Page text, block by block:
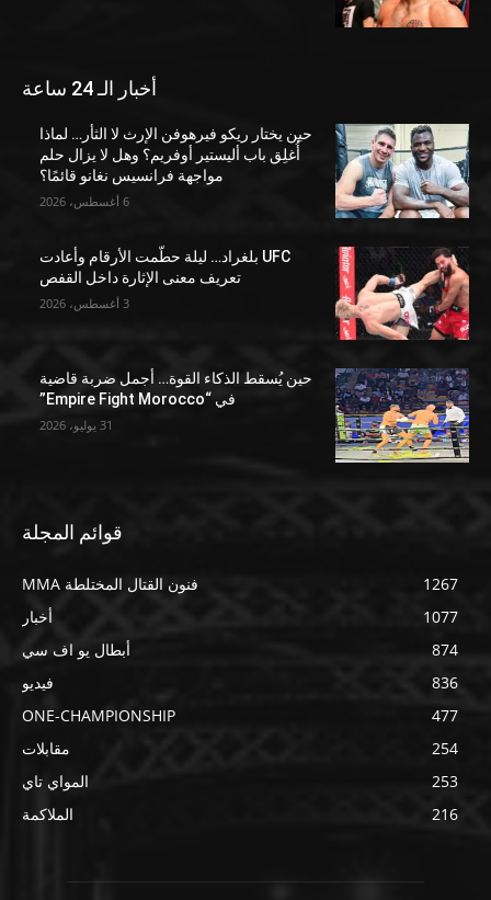
أخبار الـ 24 ساعة
حين يختار ريكو فيرهوفن الإرث لا الثأر… لماذا
أُغلِق باب أليستير أوفريم؟ وهل لا يزال حلم
مواجهة فرانسيس نغانو قائمًا؟
6 أغسطس، 2026
UFC بلغراد… ليلة حطّمت الأرقام وأعادت
تعريف معنى الإثارة داخل القفص
3 أغسطس، 2026
حين يُسقط الذكاء القوة… أجمل ضربة قاضية
في “Empire Fight Morocco”
31 يوليو، 2026
قوائم المجلة
فنون القتال المختلطة MMA
1267
أخبار
1077
أبطال يو اف سي
874
فيديو
836
ONE-CHAMPIONSHIP
477
مقابلات
254
المواي تاي
253
الملاكمة
216